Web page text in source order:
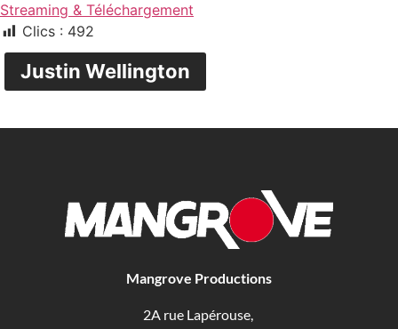
Streaming & Téléchargement
Clics : 492
Justin Wellington
Mangrove Productions
2A rue Lapérouse,